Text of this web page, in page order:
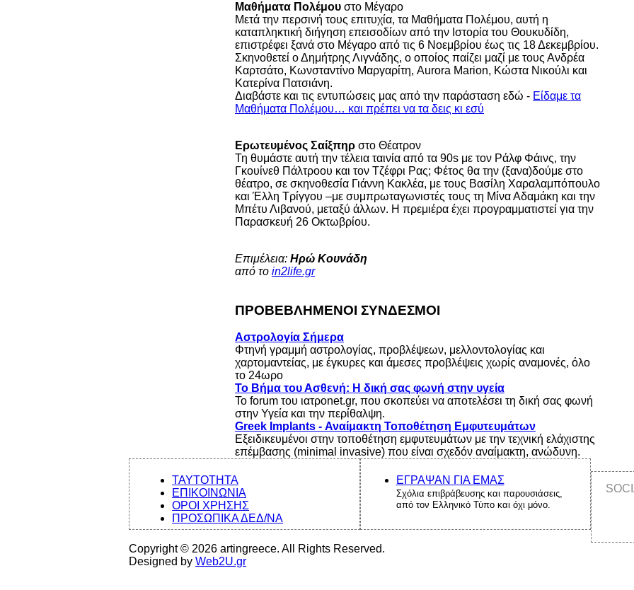
Μαθήματα Πολέμου στο Μέγαρο
Μετά την περσινή τους επιτυχία, τα Μαθήματα Πολέμου, αυτή η
καταπληκτική διήγηση επεισοδίων από την Ιστορία του Θουκυδίδη,
επιστρέφει ξανά στο Μέγαρο από τις 6 Νοεμβρίου έως τις 18 Δεκεμβρίου.
Σκηνοθετεί ο Δημήτρης Λιγνάδης, ο οποίος παίζει μαζί με τους Ανδρέα
Καρτσάτο, Κωνσταντίνο Μαργαρίτη, Aurora Marion, Κώστα Νικούλι και
Κατερίνα Πατσιάνη.
Διαβάστε και τις εντυπώσεις μας από την παράσταση εδώ - Είδαμε τα
Μαθήματα Πολέμου… και πρέπει να τα δεις κι εσύ
Ερωτευμένος Σαίξπηρ στο Θέατρον
Τη θυμάστε αυτή την τέλεια ταινία από τα 90s με τον Ράλφ Φάινς, την
Γκουίνεθ Πάλτροου και τον Τζέφρι Ρας; Φέτος θα την (ξανα)δούμε στο
θέατρο, σε σκηνοθεσία Γιάννη Κακλέα, με τους Βασίλη Χαραλαμπόπουλο
και Έλλη Τρίγγου –με συμπρωταγωνιστές τους τη Μίνα Αδαμάκη και την
Μπέτυ Λιβανού, μεταξύ άλλων. Η πρεμιέρα έχει προγραμματιστεί για την
Παρασκευή 26 Οκτωβρίου.
Επιμέλεια: Ηρώ Κουνάδη
από το in2life.gr
ΠΡΟΒΕΒΛΗΜΕΝΟΙ ΣΥΝΔΕΣΜΟΙ
Αστρολογία Σήμερα
Φτηνή γραμμή αστρολογίας, προβλέψεων, μελλοντολογίας και
χαρτομαντείας, με έγκυρες και άμεσες προβλέψεις χωρίς αναμονές, όλο
το 24ωρο
Το Βήμα του Ασθενή: Η δική σας φωνή στην υγεία
Το forum του ιατροnet.gr, που σκοπεύει να αποτελέσει τη δική σας φωνή
στην Υγεία και την περίθαλψη.
Greek Implants - Αναίμακτη Τοποθέτηση Εμφυτευμάτων
Εξειδικευμένοι στην τοποθέτηση εμφυτευμάτων με την τεχνική ελάχιστης
επέμβασης (minimal invasive) που είναι σχεδόν αναίμακτη, ανώδυνη.
ΤΑΥΤΟΤΗΤΑ
ΕΠΙΚΟΙΝΩΝΙΑ
ΟΡΟΙ ΧΡΗΣΗΣ
ΠΡΟΣΩΠΙΚΑ ΔΕΔ/ΝΑ
ΕΓΡΑΨΑΝ ΓΙΑ ΕΜΑΣ
Σχόλια επιβράβευσης και παρουσιάσεις,
από τον Ελληνικό Τύπο και όχι μόνο.
Copyright © 2026 artingreece. All Rights Reserved.
Designed by Web2U.gr